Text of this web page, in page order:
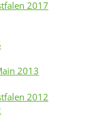
2017
2013
2012